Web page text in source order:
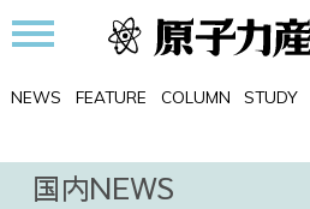
NEWS FEATURE COLUMN STUDY
国内NEWS